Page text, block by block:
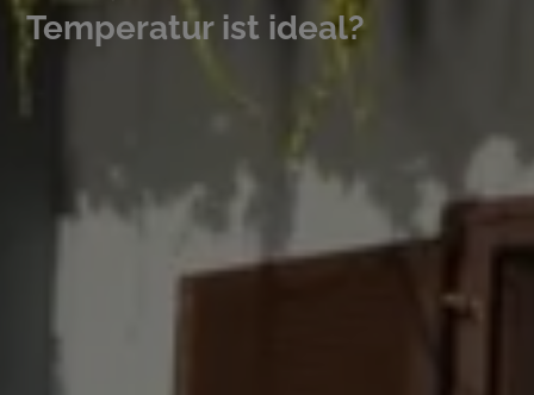
Temperatur ist ideal?